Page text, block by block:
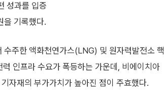
성과를 입증
을 기록했다.
주한 액화천연가스(LNG) 및 원자력발전소 핵
인프라 수요가 폭등하는 가운데, 비에이치아
자재의 부가가치가 높아진 점이 주효했다.